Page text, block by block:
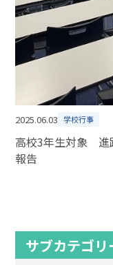
2025.06.03 学校行事
高校3年生対象
報告
サブカテゴリ